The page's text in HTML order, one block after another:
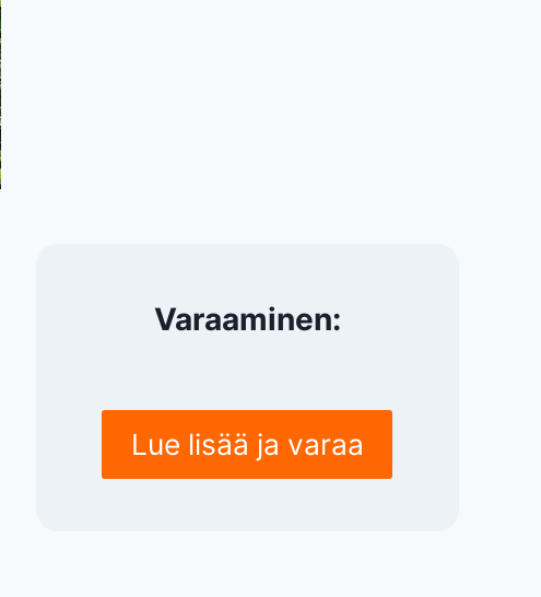
Varaaminen:
Lue lisää ja varaa